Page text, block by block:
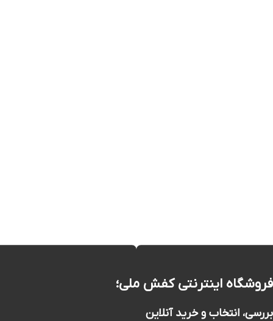
فروشگاه اینترنتی کفش ملی؛
بررسی، انتخاب و خرید آنلاین